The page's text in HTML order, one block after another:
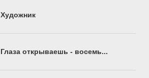
Художник
Глаза открываешь - восемь...